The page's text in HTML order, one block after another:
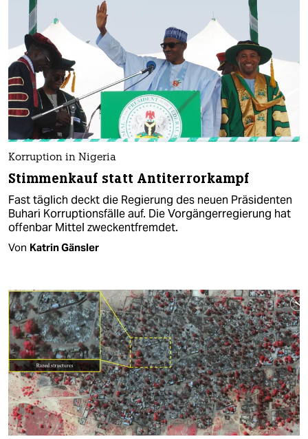
Korruption in Nigeria
Stimmenkauf statt Antiterrorkampf
Fast täglich deckt die Regierung des neuen Präsidenten
Buhari Korruptionsfälle auf. Die Vorgängerregierung hat
offenbar Mittel zweckentfremdet.
Von Katrin Gänsler